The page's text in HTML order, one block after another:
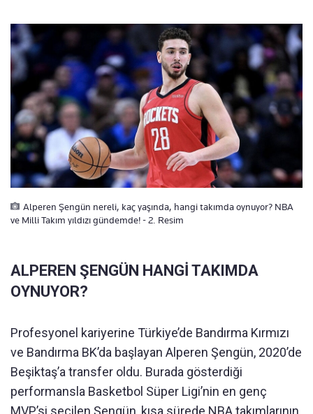
Alperen Şengün nereli, kaç yaşında, hangi takımda oynuyor? NBA
ve Milli Takım yıldızı gündemde! - 2. Resim
ALPEREN ŞENGÜN HANGİ TAKIMDA
OYNUYOR?
Profesyonel kariyerine Türkiye’de Bandırma Kırmızı
ve Bandırma BK’da başlayan Alperen Şengün, 2020’de
Beşiktaş’a transfer oldu. Burada gösterdiği
performansla Basketbol Süper Ligi’nin en genç
MVP’si seçilen Şengün, kısa sürede NBA takımlarının